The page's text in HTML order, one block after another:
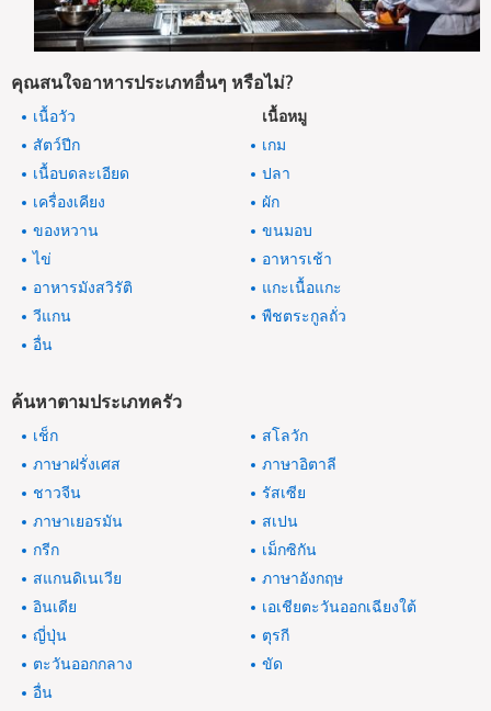
คุณสนใจอาหารประเภทอื่นๆ หรือไม่?
เนื้อวัว
เนื้อหมู
สัตว์ปีก
เกม
เนื้อบดละเอียด
ปลา
เครื่องเคียง
ผัก
ของหวาน
ขนมอบ
ไข่
อาหารเช้า
อาหารมังสวิรัติ
แกะเนื้อแกะ
วีแกน
พืชตระกูลถั่ว
อื่น
ค้นหาตามประเภทครัว
เช็ก
สโลวัก
ภาษาฝรั่งเศส
ภาษาอิตาลี
ชาวจีน
รัสเซีย
ภาษาเยอรมัน
สเปน
กรีก
เม็กซิกัน
สแกนดิเนเวีย
ภาษาอังกฤษ
อินเดีย
เอเชียตะวันออกเฉียงใต้
ญี่ปุ่น
ตุรกี
ตะวันออกกลาง
ขัด
อื่น